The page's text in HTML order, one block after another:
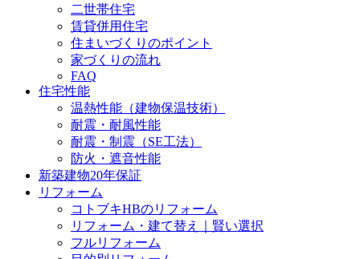
二世帯住宅
賃貸併用住宅
住まいづくりのポイント
家づくりの流れ
FAQ
住宅性能
温熱性能（建物保温技術）
耐震・耐風性能
耐震・制震（SE工法）
防火・遮音性能
新築建物20年保証
リフォーム
コトブキHBのリフォーム
リフォーム・建て替え｜賢い選択
フルリフォーム